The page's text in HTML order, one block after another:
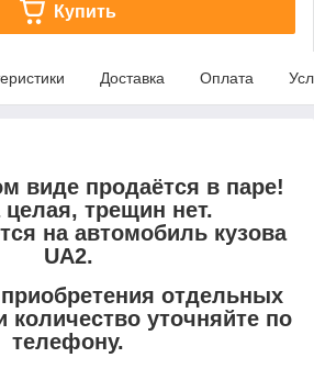
Купить
Доставка Оплата
виде продаётся в паре!
целая, трещин нет.
на автомобиль кузова
UA2.
отдельных
количество уточняйте по
телефону.